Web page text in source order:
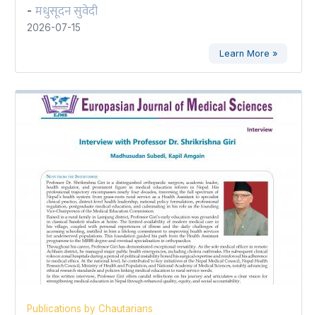
- मधुसूदन सुवेदी
2026-07-15
Learn More »
Publications by Chautarians